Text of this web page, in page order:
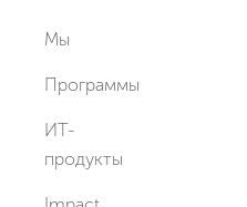
Мы
Программы
ИТ-
продукты